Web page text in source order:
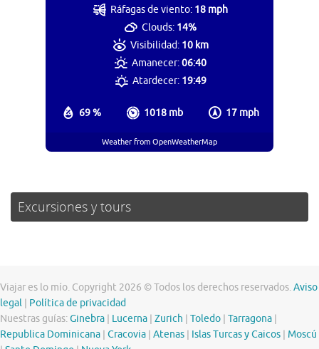
69 % 1018 mb 17 mph
Ráfagas de viento: 18 mph
Clouds: 14%
Visibilidad: 10 km
Amanecer:06:40
Atardecer: 19:49
Weather from OpenWeatherMap
Excursiones y tours
Viajar es lo mío. Copyright 2026 © Todos los derechos reservados.Aviso
legal
Política de privacidad
Nuestras guías:Ginebra Lucerna Zurich Toledo Tarragona
Republica Dominicana Cracovia Atenas Islas Turcas y Caicos
Moscú